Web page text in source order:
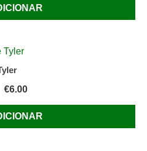
€6.00